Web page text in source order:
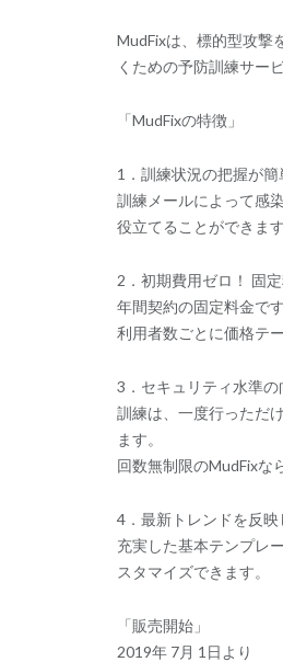
MudFixは、標的型攻撃
くための予防訓練サー
「MudFixの特徴」
1．訓練状況の把握が簡
訓練メールによって感
役立てることができます
2．初期費用ゼロ！ 固
年間契約の固定料金で
利用者数ごとに価格テ
3．セキュリティ水準
訓練は、一度行っただ
ます。
回数無制限のMudFixな
4．最新トレンドを反
充実した基本テンプレ
スタマイズできます。
「販売開始」
2019年 7月 1日より